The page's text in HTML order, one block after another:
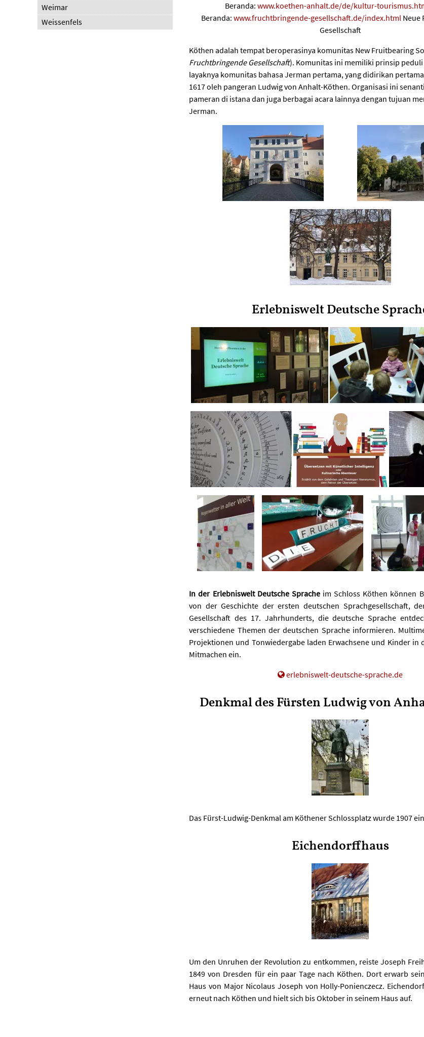
Weimar
Weissenfels
Beranda: www.koethen-anhalt.de/de/kultur-
Beranda: www.fruchtbringende-gesellschaft.de/index.htmlNeue
Gesellschaft
Köthen adalah tempat beroperasinya komunitas New Fruitbearing
Fruchtbringende Gesellschaft). Komunitas ini memiliki prinsip
layaknya komunitas bahasa Jerman pertama, yang didirikan
1617 oleh pangeran Ludwig von Anhalt-Köthen. Organisasi ini
pameran di istana dan juga berbagai acara lainnya dengan tujuan
Jerman.
Erlebniswelt Deutsche
In der Erlebniswelt Deutsche Spracheim Schloss Köthen können
von der Geschichte der ersten deutschen Sprachgesellschaft,
Gesellschaft des 17. Jahrhunderts, die deutsche Sprache
verschiedene Themen der deutschen Sprache informieren.
Projektionen und Tonwiedergabe laden Erwachsene und Kinder in
Mitmachen ein.
erlebniswelt-deutsche-sprache.de
Denkmal des Fürsten Ludwig von
Das Fürst-Ludwig-Denkmal am Köthener Schlossplatz wurde 1907
Eichendorffhaus
Um den Unruhen der Revolution zu entkommen, reiste Joseph
1849 von Dresden für ein paar Tage nach Köthen. Dort erwarb
Haus von Major Nicolaus Joseph von Holly-Ponienczecz.
erneut nach Köthen und hielt sich bis Oktober in seinem Haus auf.